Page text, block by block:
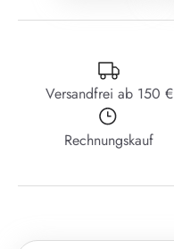
Versandfrei ab 150 €
Rechnungskauf